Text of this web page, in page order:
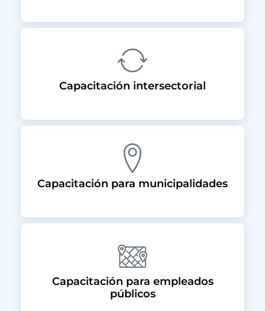
Capacitación intersectorial
Capacitación para municipalidades
Capacitación para empleados
públicos